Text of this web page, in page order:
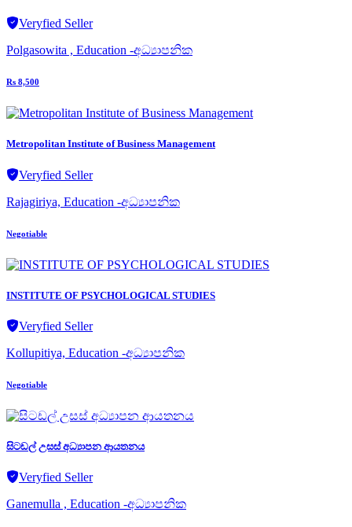
Veryfied Seller
Polgasowita , Education -අධ්‍යාපනික
Rs 8,500
Metropolitan Institute of Business Management
Veryfied Seller
Rajagiriya, Education -අධ්‍යාපනික
Negotiable
INSTITUTE OF PSYCHOLOGICAL STUDIES
Veryfied Seller
Kollupitiya, Education -අධ්‍යාපනික
Negotiable
සිටඩල් උසස් අධ්‍යාපන ආයතනය
Veryfied Seller
Ganemulla , Education -අධ්‍යාපනික